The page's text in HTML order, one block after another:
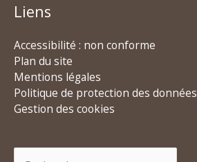
Liens
Accessibilité : non conforme
Plan du site
Mentions légales
Politique de protection des données
Gestion des cookies